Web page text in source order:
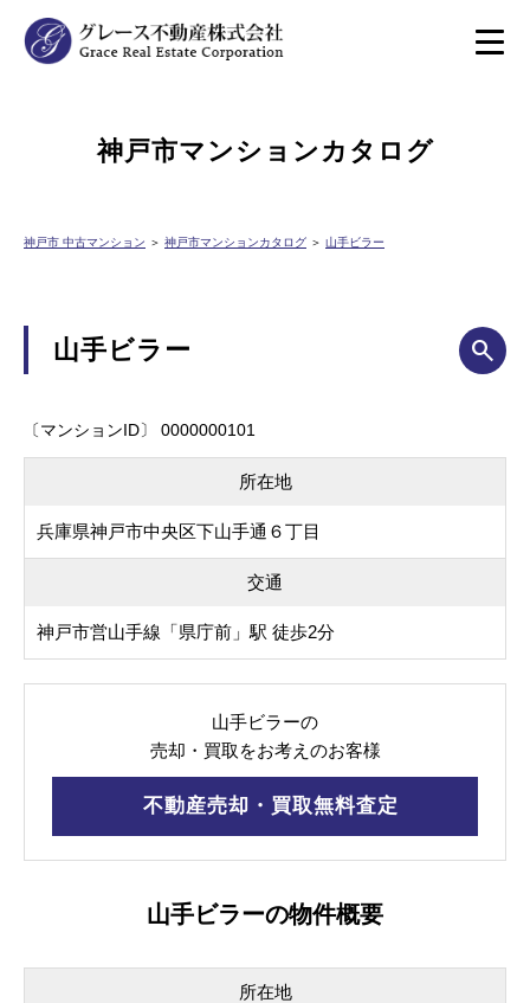
神戸市マンションカタログ
神戸市 中古マンション ＞ 神戸市マンションカタログ ＞ 山手ビラー
山手ビラー
〔マンションID〕 0000000101
所在地
兵庫県神戸市中央区下山手通６丁目
交通
神戸市営山手線「県庁前」駅 徒歩2分
山手ビラーの
売却・買取をお考えのお客様
不動産売却・買取無料査定
山手ビラーの物件概要
所在地